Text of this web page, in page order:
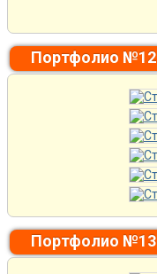
Портфолио №12
Портфолио №13